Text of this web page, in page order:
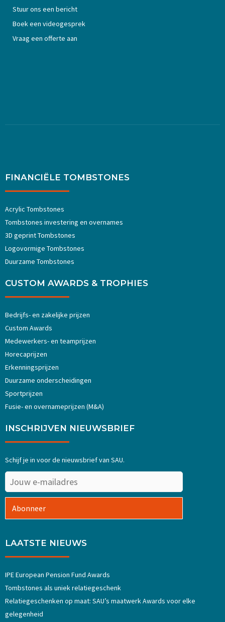
Stuur ons een bericht
Boek een videogesprek
Vraag een offerte aan
FINANCIËLE TOMBSTONES
Acrylic Tombstones
Tombstones investering en overnames
3D geprint Tombstones
Logovormige Tombstones
Duurzame Tombstones
CUSTOM AWARDS & TROPHIES
Bedrijfs- en zakelijke prijzen
Custom Awards
Medewerkers- en teamprijzen
Horecaprijzen
Erkenningsprijzen
Duurzame onderscheidingen
Sportprijzen
Fusie- en overnameprijzen (M&A)
INSCHRIJVEN NIEUWSBRIEF
Schijf je in voor de nieuwsbrief van SAU.
Abonneer
LAATSTE NIEUWS
IPE European Pension Fund Awards
Tombstones als uniek relatiegeschenk
Relatiegeschenken op maat: SAU’s maatwerk Awards voor elke
gelegenheid